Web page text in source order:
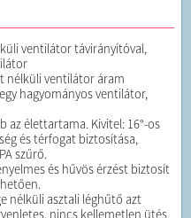
ventilátor távirányítóval,
nélküli ventilátor áram
hagyományos ventilátor,
az élettartama. Kivitel: 16°-os
és térfogat biztosítása,
szűrő.
és hűvös érzést biztosít
nélküli asztali léghűtő azt
nincs kellemetlen ütés.